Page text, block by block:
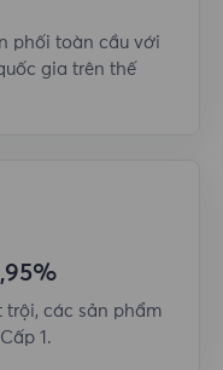
phối toàn cầu với
gia trên thế
các sản phẩm
1.